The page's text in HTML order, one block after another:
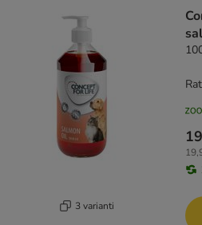
3 varianti